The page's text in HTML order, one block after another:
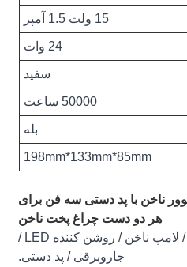
15 ولت 1.5 آمپر
24 وات
سفید
50000 ساعت
بله
198mm*133mm*85mm
ناخن با پد دستی سه فن برای
هر دو دست چراغ پخت ناخن
عملکرد 1، 5 در 1، با پولیش / لامپ ناخن / روشن کننده LED /
جاروبرقی / پد دستی.